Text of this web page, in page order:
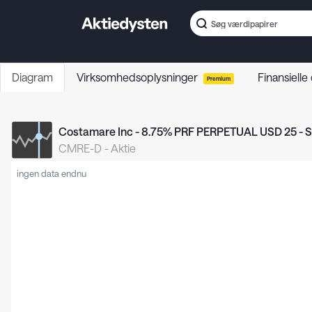
Diagram Virksomhedsoplysninger Premium
Costamare Inc - 8.75% PRF PERPETUAL USD 25 -
CMRE-D -Aktie
ingen data endnu